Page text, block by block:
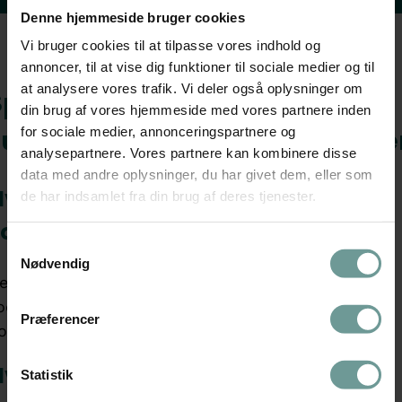
Denne hjemmeside bruger cookies
Vi bruger cookies til at tilpasse vores indhold og
annoncer, til at vise dig funktioner til sociale medier og til
at analysere vores trafik. Vi deler også oplysninger om
din brug af vores hjemmeside med vores partnere inden
for sociale medier, annonceringspartnere og
analysepartnere. Vores partnere kan kombinere disse
data med andre oplysninger, du har givet dem, eller som
de har indsamlet fra din brug af deres tjenester.
Samtykkevalg
Nødvendig
Præferencer
Statistik
om social- og
lang tid tager det at blive
og sundhedsassistent?
tager ca. 2 år og 9 måneder at blive uddannet
og sundhedsassistent i Frederikshavn
laver man som social- og